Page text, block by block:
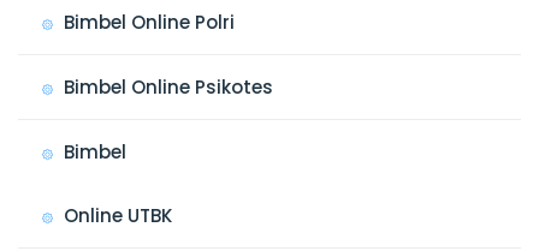
Bimbel Online Polri
Bimbel Online Psikotes
Bimbel
Online UTBK